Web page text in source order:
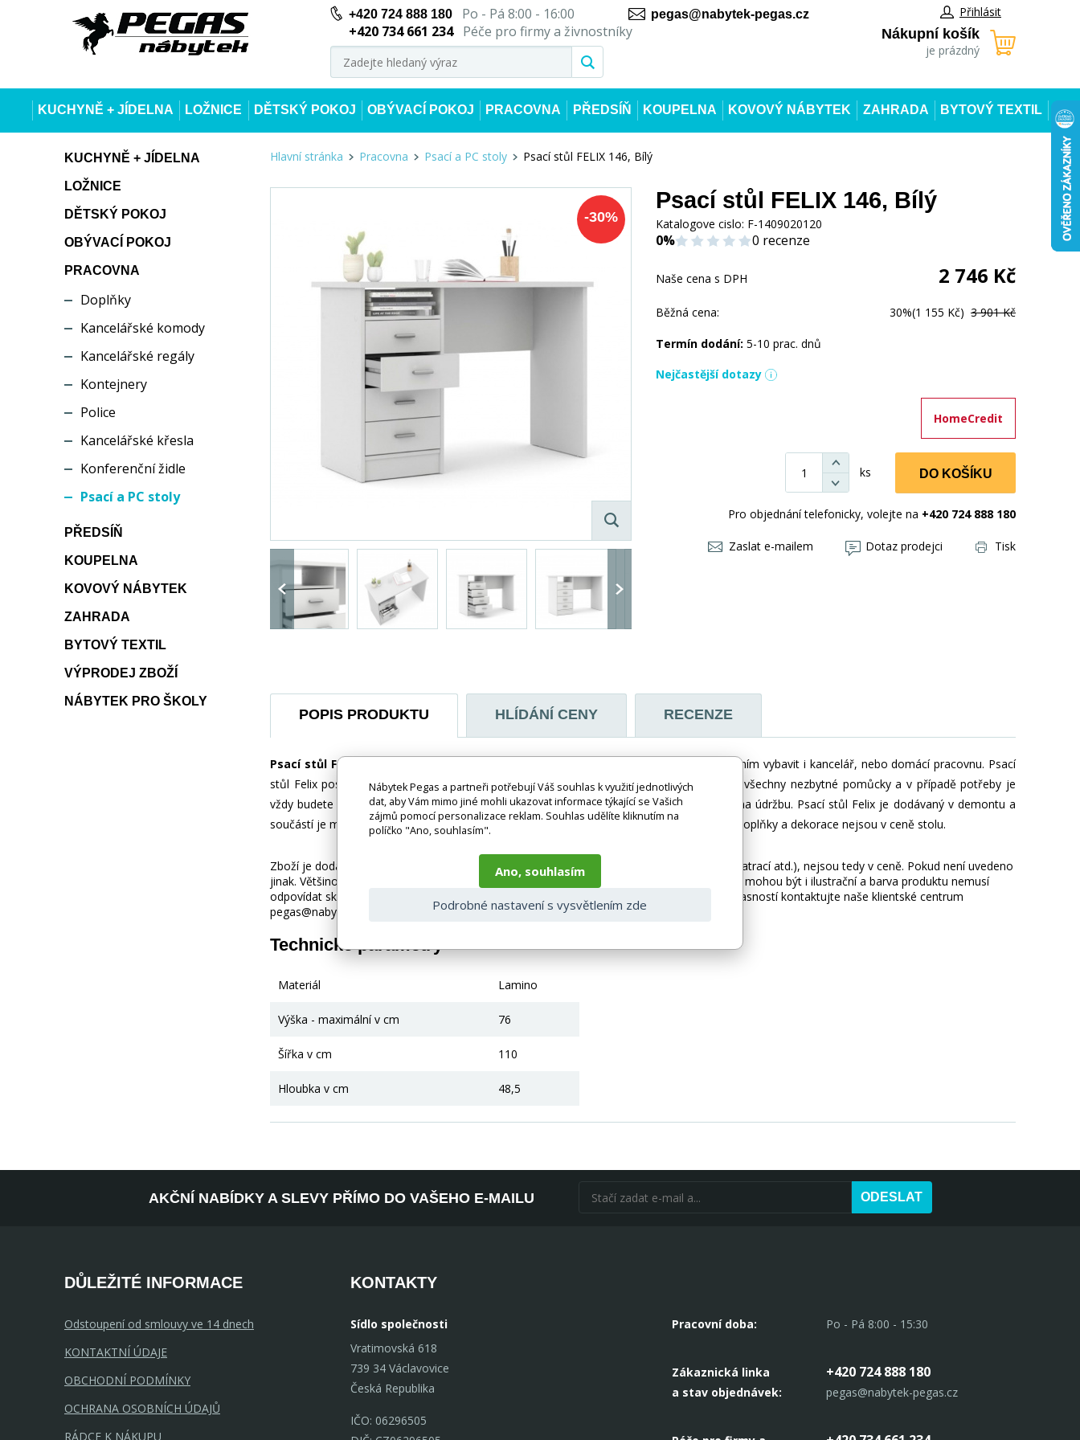
+420 724 888 180Po - Pá 8:00 - 16:00
+420 734 661 234
Péče pro firmy a živnostníky
pegas@nabytek-pegas.cz Přihlásit
Nákupní košík
je prázdný
KUCHYNĚ + JÍDELNA LOŽNICE DĚTSKÝ POKOJ OBÝVACÍ POKOJ PRACOVNA PŘEDSÍŇ KOUPELNA KOVOVÝ NÁBYTEK ZAHRADA BYTOVÝ TEXTIL
KUCHYNĚ + JÍDELNA
LOŽNICE
DĚTSKÝ POKOJ
OBÝVACÍ POKOJ
PRACOVNA
Doplňky
Kancelářské komody
Kancelářské regály
Kontejnery
Police
Kancelářské křesla
Konferenční židle
Psací a PC stoly
PŘEDSÍŇ
KOUPELNA
KOVOVÝ NÁBYTEK
ZAHRADA
BYTOVÝ TEXTIL
VÝPRODEJ ZBOŽÍ
NÁBYTEK PRO ŠKOLY
Hlavní stránka Pracovna Psací a PC stoly Psací stůl FELIX 146, Bílý
-30%
Psací stůl FELIX 146, Bílý
Katalogove cislo: F-1409020120
0% 0 recenze
Naše cena s DPH 2 746 Kč
Běžná cena: 30%(1 155 Kč) 3 901 Kč
Termín dodání: 5-10 prac. dnů
Nejčastější dotazy
HomeCredit
ks DO KOŠÍKU
Pro objednání telefonicky, volejte na +420 724 888 180
Zaslat e-mailem Dotaz prodejci Tisk
POPIS PRODUKTU HLÍDÁNÍ CENY RECENZE
Psací stůl Felix
je vhodný především do dětských a studentských pokojů, ale můžete s ním vybavit i kancelář, nebo domácí pracovnu. Psací
stůl Felix poskytuje dostatek pracovního i úložného prostoru. Praktické zásuvky pojmou všechny nezbytné pomůcky a v případě potřeby je
vždy budete mít po ruce. Stůl je vyrobený z odolného lamina, které je odolné a snadné na údržbu. Psací stůl Felix je dodávaný v demontu a
součástí je montážní plánek včetně všech potřebných spojovacích materiálů. Vyobrazené doplňky a dekorace nejsou v ceně stolu.
Zboží je dodáváno bez doplňků a dekorací (např. textilních doplňků, spotřebičů, baterie, matrací atd.), nejsou tedy v ceně. Pokud není uvedeno
jinak. Většinou je zboží dodáváno v demontovaném stavu, dle charakteru zboží. Fotografie mohou být i ilustrační a barva produktu nemusí
odpovídat skutečnosti vlivem nastavení monitoru a převodem do el. podoby. V případě nejasností kontaktujte naše klientské centrum
pegas@nabytek-pegas.cz či volejte 777244446.
Technické parametry
Materiál Lamino
Výška - maximální v cm 76
Šířka v cm 110
Hloubka v cm 48,5
AKČNÍ NABÍDKY A SLEVY PŘÍMO DO VAŠEHO E-MAILU ODESLAT
DŮLEŽITÉ INFORMACE
Odstoupení od smlouvy ve 14 dnech
KONTAKTNÍ ÚDAJE
OBCHODNÍ PODMÍNKY
OCHRANA OSOBNÍCH ÚDAJŮ
RÁDCE K NÁKUPU
KONTAKTY
Sídlo společnosti
Vratimovská 618
739 34 Václavovice
Česká Republika
IČO: 06296505
Pracovní doba: Po - Pá 8:00 - 15:30
Zákaznická linka
a stav objednávek:
+420 724 888 180
pegas@nabytek-pegas.cz
Nábytek Pegas a partneři potřebují Váš souhlas k využití jednotlivých
dat, aby Vám mimo jiné mohli ukazovat informace týkající se Vašich
zájmů pomocí personalizace reklam. Souhlas udělíte kliknutím na
políčko "Ano, souhlasím".
Ano, souhlasím
Podrobné nastavení s vysvětlením zde